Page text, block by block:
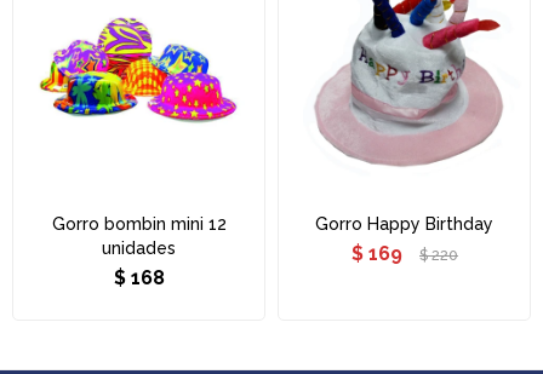
Gorro bombin mini 12
unidades
$ 168
Gorro Happy Birthday
$ 169 $ 220